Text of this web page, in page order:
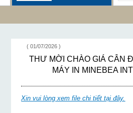
( 01/07/2026 )
THƯ MỜI CHÀO GIÁ CÂN
MÁY IN MINEBEA
Xin vui lòng xem file chi tiết tại đây.